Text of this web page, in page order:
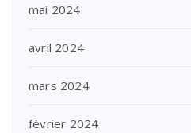
mai 2024
avril 2024
mars 2024
février 2024